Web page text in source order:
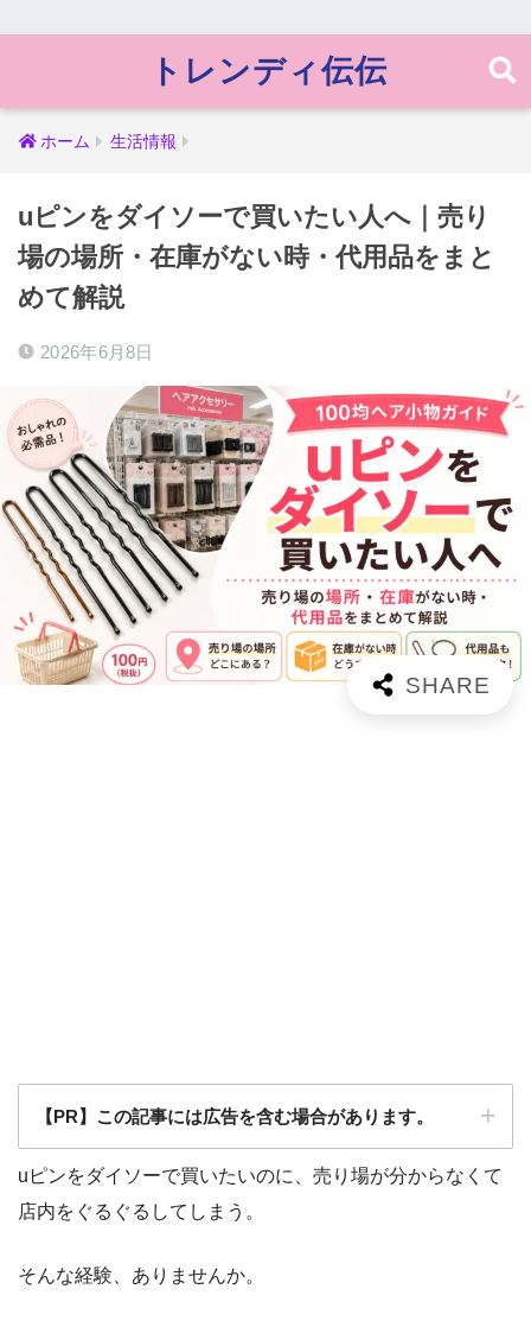
トレンディ伝伝
ホーム 生活情報
uピンをダイソーで買いたい人へ｜売り
場の場所・在庫がない時・代用品をまと
めて解説
2026年6月8日
【PR】この記事には広告を含む場合があります。
uピンをダイソーで買いたいのに、売り場が分からなくて
店内をぐるぐるしてしまう。
そんな経験、ありませんか。